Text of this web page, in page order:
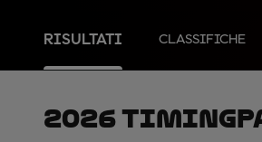
RISULTATI CLASSIFICHE
2026